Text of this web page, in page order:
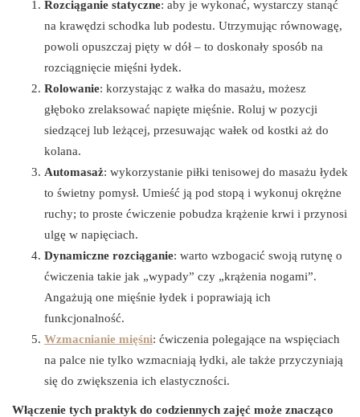
Rozciąganie statyczne: aby je wykonać, wystarczy stanąć
na krawędzi schodka lub podestu. Utrzymując równowagę,
powoli opuszczaj pięty w dół – to doskonały sposób na
rozciągnięcie mięśni łydek.
Rolowanie: korzystając z wałka do masażu, możesz
głęboko zrelaksować napięte mięśnie. Roluj w pozycji
siedzącej lub leżącej, przesuwając wałek od kostki aż do
kolana.
Automasaż: wykorzystanie piłki tenisowej do masażu łydek
to świetny pomysł. Umieść ją pod stopą i wykonuj okrężne
ruchy; to proste ćwiczenie pobudza krążenie krwi i przynosi
ulgę w napięciach.
Dynamiczne rozciąganie: warto wzbogacić swoją rutynę o
ćwiczenia takie jak „wypady” czy „krążenia nogami”.
Angażują one mięśnie łydek i poprawiają ich
funkcjonalność.
Wzmacnianie mięśni: ćwiczenia polegające na wspięciach
na palce nie tylko wzmacniają łydki, ale także przyczyniają
się do zwiększenia ich elastyczności.
Włączenie tych praktyk do codziennych zajęć może znacząco